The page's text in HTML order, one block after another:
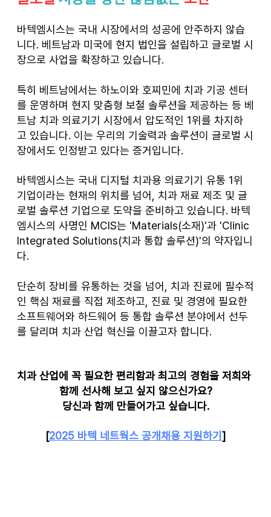
바텍엠시스는 국내 시장에서의 성공에 안주하지 않습
니다. 베트남과 미국에 현지 법인을 설립하고 글로벌 시
장으로 사업을 확장하고 있습니다.
특히 베트남에서는 하노이와 호찌민에 치과 기공 센터
를 운영하며 현지 맞춤형 보철 솔루션을 제공하는 등 베
트남 치과 의료기기 시장에서 압도적인 1위를 차지하
고 있습니다. 이는 우리의 기술력과 솔루션이 글로벌 시
장에서도 인정받고 있다는 증거입니다.
바텍엠시스는 국내 디지털 치과용 의료기기 유통 1위
기업이라는 현재의 위치를 넘어, 치과 재료 제조 및 글
로벌 솔루션 기업으로 도약을 준비하고 있습니다. 바텍
엠시스의 사명인 MCIS는 'Materials(소재)'과 'Clinic
Integrated Solutions(치과 통합 솔루션)'의 약자입니
다.
단순히 장비를 유통하는 것을 넘어, 치과 진료에 필수적
인 핵심 재료를 직접 제조하고, 진료 및 경영에 필요한
소프트웨어와 하드웨어 등 통합 솔루션 분야에서 선두
를 달리며 치과 산업 혁신을 이끌고자 합니다.
치과 산업에 꼭 필요한 편리함과 최고의 경험을 저희와
함께 선사해 보고 싶지 않으신가요?
당신과 함께 만들어가고 싶습니다.
[2025 바텍 네트웍스 공개채용 지원하기 ]